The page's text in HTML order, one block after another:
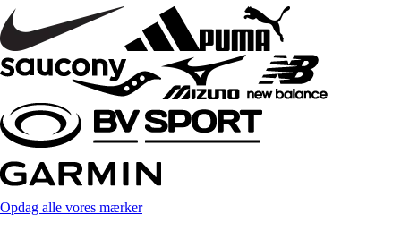
Opdag alle vores mærker